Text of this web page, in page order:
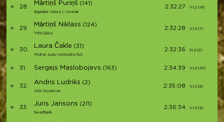
28.
Mārtiņš Puriņš (141)
Siguldas izlase / Isostar
2:32:27 VL2 (19)
29.
Mārtiņš Niklass (124)
TRXCēsis
2:32:28 VL3 (7)
30.
Laura Čakle (31)
Moller Auto Ventspils/SIS
2:32:36 SL2 (2)
31. Sergejs Maslobojevs (163) 2:34:39 VL2 (20)
32.
Andris Ludriks (2)
VSK Noskrien
2:35:08 VL3 (8)
33.
Juris Jansons (211)
Swedbank
2:36:34 VL3 (9)